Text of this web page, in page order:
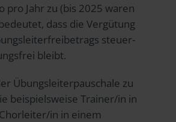
pro Jahr zu (bis 2025 waren
dass die Vergütung
steuer-
bleibt.
Übungsleiterpauschale zu
beispielsweise Trainer/in in
in in einem